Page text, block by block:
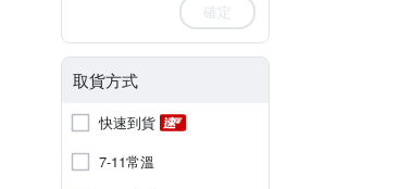
確定
取貨方式
快速到貨
7-11常溫